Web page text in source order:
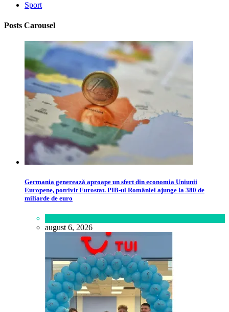
Sport
Posts Carousel
Germania generează aproape un sfert din economia Uniunii
Europene, potrivit Eurostat. PIB-ul României ajunge la 380 de
miliarde de euro
august 6, 2026